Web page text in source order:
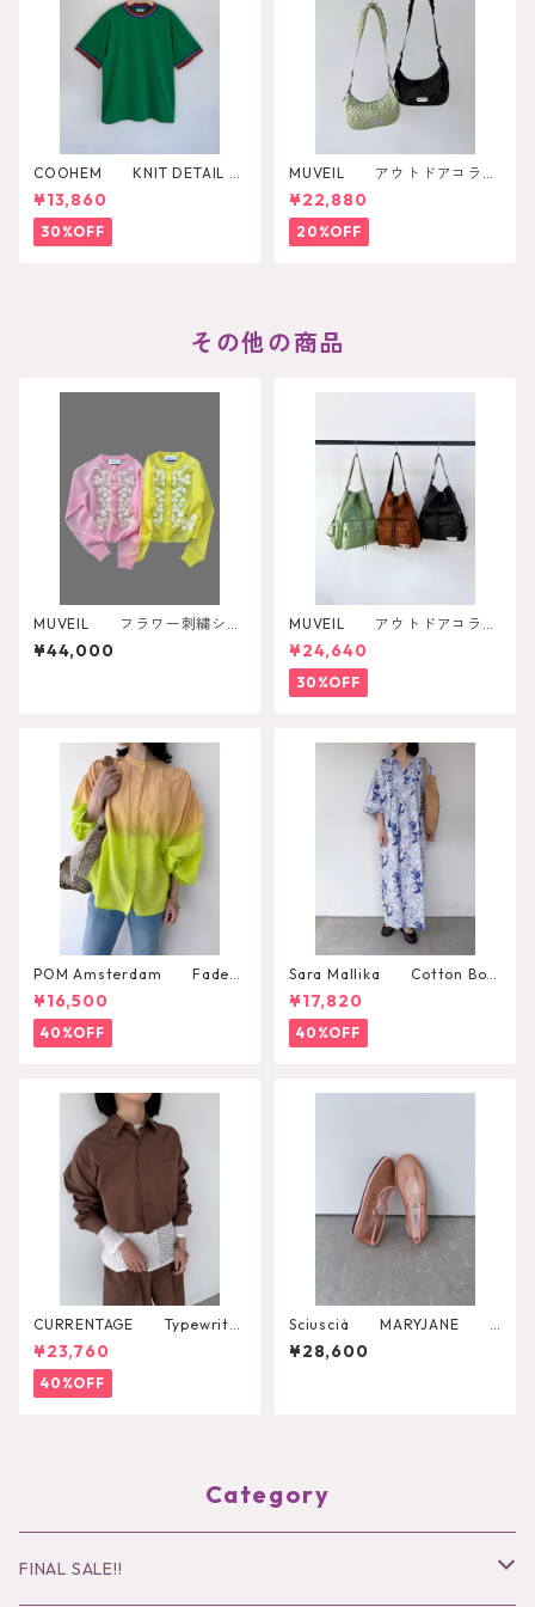
COOHEM KNIT DETAIL RI
NGER T-SHIRT
¥13,860
30%OFF
MUVEIL アウトドアコラボ
ショルダーバッグ
¥22,880
20%OFF
その他の商品
MUVEIL フラワー刺繍シア
ーカーディガン MA262KCD
001
¥44,000
MUVEIL アウトドアコラボ
2WAYリュック
¥24,640
30%OFF
POM Amsterdam Faded
Summer Lime Blouse
¥16,500
40%OFF
Sara Mallika Cotton Boh
emian Flower Print Dress
¥17,820
40%OFF
CURRENTAGE Typewriter
Shirt Blouson
¥23,760
40%OFF
Sciuscià MARYJANE
（ROASTED PEACH）
¥28,600
Category
FINAL SALE!!